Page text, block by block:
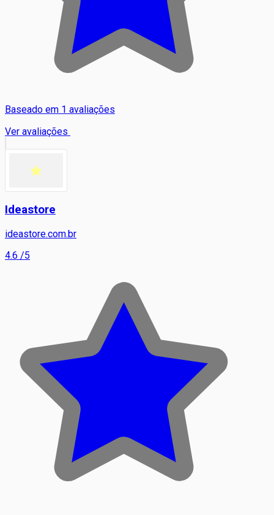
Baseado em 1 avaliações
Ver avaliações
Ideastore
ideastore.com.br
4.6 /5